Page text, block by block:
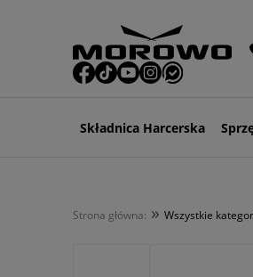
Składnica Harcerska
Strona główna: » Wszystkie